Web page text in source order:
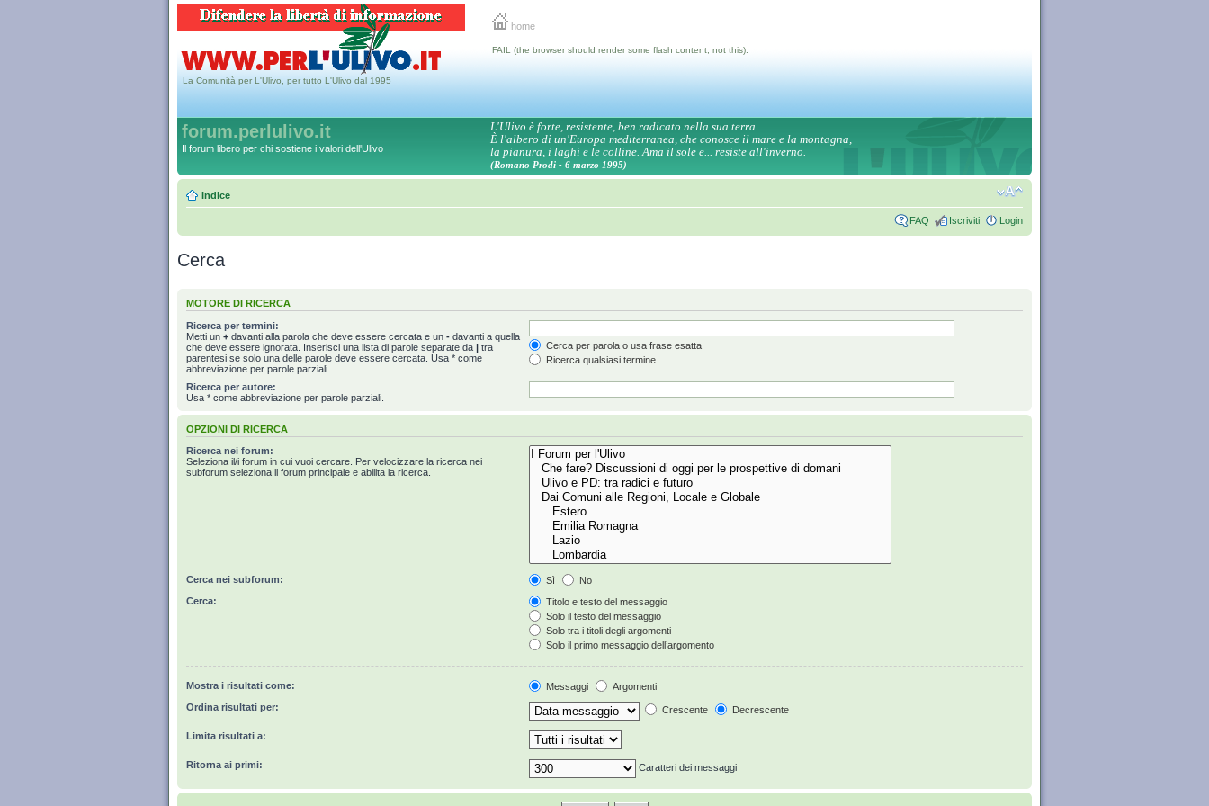
home
La Comunità per L'Ulivo, per tutto L'Ulivo dal 1995
FAIL (the browser should render some flash content, not this).
forum.perlulivo.it
Il forum libero per chi sostiene i valori dell'Ulivo
L'Ulivo è forte, resistente, ben radicato nella sua terra.
È l'albero di un'Europa mediterranea, che conosce il mare e la montagna,
la pianura, i laghi e le colline. Ama il sole e... resiste all'inverno.
(Romano Prodi - 6 marzo 1995)
Indice
FAQ Iscriviti Login
Cerca
MOTORE DI RICERCA
Ricerca per termini:
Metti un + davanti alla parola che deve essere cercata e un - davanti a quella
che deve essere ignorata. Inserisci una lista di parole separate da | tra
parentesi se solo una delle parole deve essere cercata. Usa * come
abbreviazione per parole parziali.
Cerca per parola o usa frase esatta
Ricerca qualsiasi termine
Ricerca per autore:
Usa * come abbreviazione per parole parziali.
OPZIONI DI RICERCA
Ricerca nei forum:
Seleziona il/i forum in cui vuoi cercare. Per velocizzare la ricerca nei
subforum seleziona il forum principale e abilita la ricerca.
Cerca nei subforum: Sì
No
Cerca:
Titolo e testo del messaggio
Solo il testo del messaggio
Solo tra i titoli degli argomenti
Solo il primo messaggio dell’argomento
Mostra i risultati come: Messaggi
Argomenti
Ordina risultati per:
Crescente Decrescente
Limita risultati a:
Ritorna ai primi: Caratteri dei messaggi